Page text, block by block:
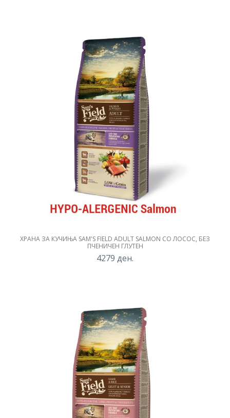
ХРАНА ЗА КУЧИЊА SAM'S FIELD ADULT SALMON СО ЛОСОС, БЕЗ
ПЧЕНИЧЕН ГЛУТЕН
4279 ден.